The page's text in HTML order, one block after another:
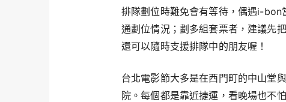
排隊劃位時難免會有等待，偶遇i-bon
通劃位情況；劃多組套票者，建議先
還可以隨時支援排隊中的朋友喔！
台北電影節大多是在西門町的中山堂
院。每個都是靠近捷運，看晚場也不